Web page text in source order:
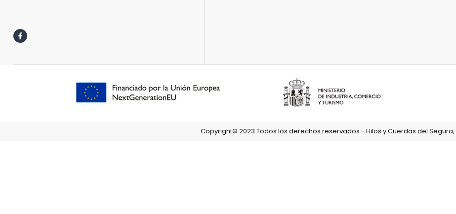
Copyright© 2023 Todos los derechos reservados - Hilos y Cuerdas del Segura,